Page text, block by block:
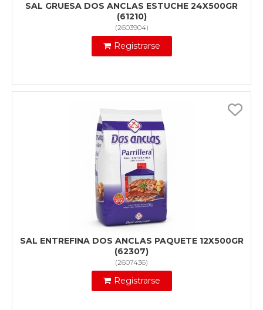
SAL GRUESA DOS ANCLAS ESTUCHE 24X500GR
(61210)
(2603904)
Registrarse
SAL ENTREFINA DOS ANCLAS PAQUETE 12X500GR
(62307)
(2607436)
Registrarse